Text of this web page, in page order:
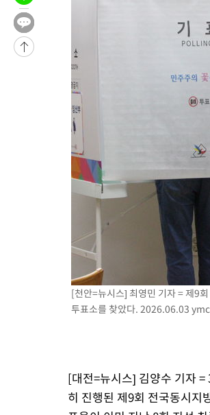
-19274초 전 >
-17704초 전 >
[속보] SKT, 에이닷 서비스 장애 발
-17110초 전 >
[속보]합참 "북, 동해상으로 미상 발
'낮 최고 39도' 불볕더위…한밤 열대
[속보]7~9일 프로야구 3연전도 폭염
"韓 외환시장 개입 관측 배경엔 美의
'월드컵 탈락 후폭풍' 축구협회…초
서울 낮 37.9도, 올여름 최고치 경신
[속보]종합특검, 대검 추가 압수수색
[속보]코스닥, 800p 회복…0.26% 오
[속보]코스피, 301.88포인트
[속보]원·달러 환율, 0.7원 내린
"여기 떨어졌다"…다누리, 스페이스X
손흥민, 5경기 연속골 실패…LAFC는
내일까지 39도 '펄펄'…기상청 "태풍 지나
트럼프, 한국계 진보 주지사 후보 맹공…"
"美간섭에 합의 지연"…트럼프, '이란 호르
[천안=뉴시스] 최영민 기자 = 제9
투표소를 찾았다. 2026.06.03
[대전=뉴시스] 김양수 기자
히 진행된 제9회 전국동시지